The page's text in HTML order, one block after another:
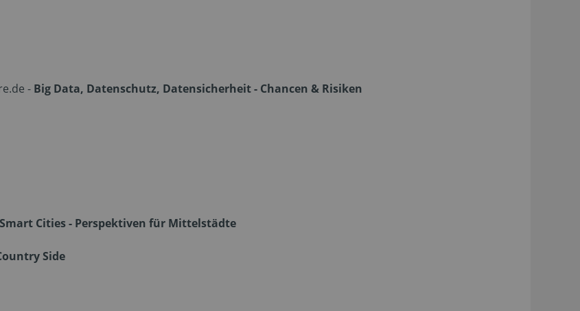
- Big Data, Datenschutz, Datensicherheit - Chancen & Risiken
Smart Cities - Perspektiven für Mittelstädte
Side